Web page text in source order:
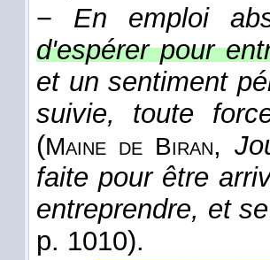
− En emploi
d'espérer pour
et un sentiment
suivie, toute
(Maine de Biran,
faite pour être
entreprendre, et
p. 1010).